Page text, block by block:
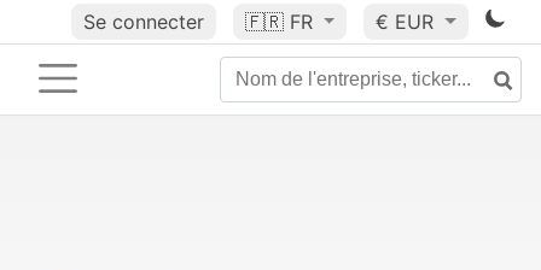
Se connecter 🇫🇷 FR € EUR